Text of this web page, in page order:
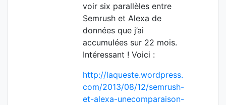
voir six parallèles entre
Semrush et Alexa de
données que j’ai
accumulées sur 22 mois.
Intéressant ! Voici :
http://laqueste.wordpress.
com/2013/08/12/semrush-
et-alexa-unecomparaison-